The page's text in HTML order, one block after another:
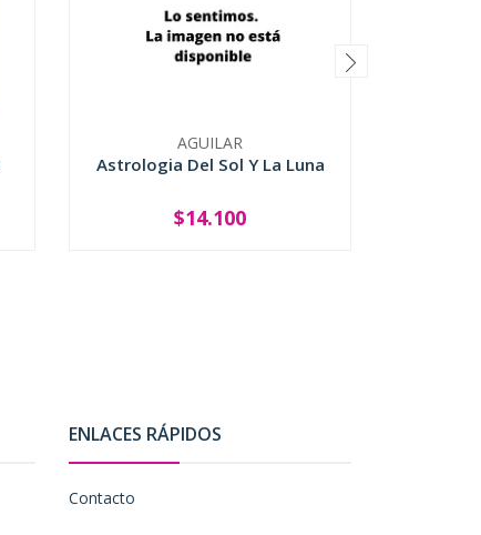
AGUILAR
Astrologia Del Sol Y La Luna
+
$14.100
ENLACES RÁPIDOS
Contacto